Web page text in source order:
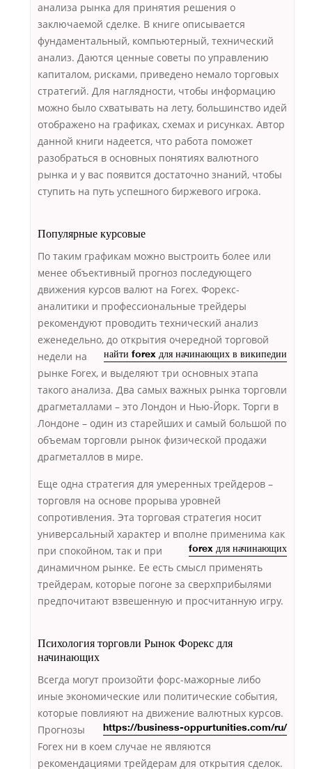
анализа рынка для принятия решения о
заключаемой сделке. В книге описывается
фундаментальный, компьютерный, технический
анализ. Даются ценные советы по управлению
капиталом, рисками, приведено немало торговых
стратегий. Для наглядности, чтобы информацию
можно было схватывать на лету, большинство идей
отображено на графиках, схемах и рисунках. Автор
данной книги надеется, что работа поможет
разобраться в основных понятиях валютного
рынка и у вас появится достаточно знаний, чтобы
ступить на путь успешного биржевого игрока.
Популярные курсовые
По таким графикам можно выстроить более или
менее объективный прогноз последующего
движения курсов валют на Forex. Форекс-
аналитики и профессиональные трейдеры
рекомендуют проводить технический анализ
еженедельно, до открытия очередной торговой
недели
найти forex для начинающих в википедии
на
рынке Forex, и выделяют три о­сновных этапа
такого анализа. Два самых важных рынка торговли
драгметаллами – это Лондон и Нью-Йорк. Торги в
Лондоне – один из старейших и самый большой по
объемам торговли рынок физической продажи
драгметаллов в мире.
Еще одна стратегия для умеренных трейдеров –
торговля на основе прорыва уровней
сопротивления. Эта торговая стратегия носит
универсальный характер и вполне применима
forex для начинающих
как
при спокойном, так и при
динамичном рынке. Ее есть смысл применять
трейдерам, которые погоне за сверхприбылями
предпочитают взвешенную и просчитанную игру.
Психология торговли Рынок Форекс для
начинающих
Всегда могут произойти форс-мажорные либо
иные экономические или политические события,
которые повлияют на движение
https://business-oppurtunities.com/ru/
валютных курсов.
Прогнозы
Forex ни в коем случае не являются
рекомендациями трейдерам для открытия сделок.